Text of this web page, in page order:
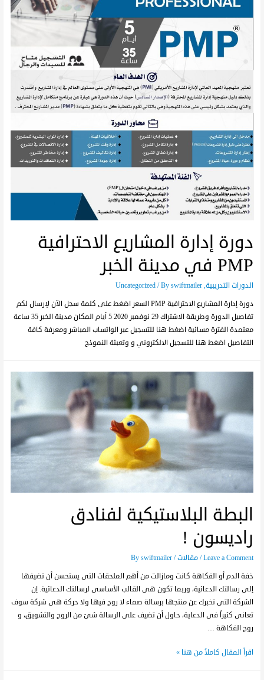
دورة إدارة المشاريع الاحترافية
PMP في مدينة الخبر
الدورات التدريبية,
Uncategorized/ Byswiftmailer
دورة إدارة المشاريع الاحترافية PMP السعر اضغط على كلمة سجل الآن لإرسال لكم
تفاصيل الدورة وطريقة الاشتراك 29 نوفمبر 2020 5 أيام المكان مدينة الخبر 35 ساعة
معتمدة الفترة مسائية اضغط هنا للتسجيل عبر الواتساب المباشر ومعرفة كافة
التفاصيل اضغط هنا للتسجيل الالكتروني و وتعبئة النموذج
البطة البلاستيكية لفنادق
راديسون !
Leave a Comment
/مقالات/ By
swiftmailer
خفة الدم أو الفكاهة كانت ومازالت من أهم الملحقات التى يستحسن أن تضيفها
إلى رسالتك الدعائية، وربما تكون هى القالب الأساسى لرسالتك الدعائية. إن
الشركة التى تخبرك عن منتجها برسالة صماء لا روح فيها ولا حركة هى شركة سوف
تعانى كثيراً فى الدعاية، حاول أن تضيف على الرسالة شئ من الروح والتشويق، و
روح الفكاهة …
اقرأ المقال كاملاً من هنا »